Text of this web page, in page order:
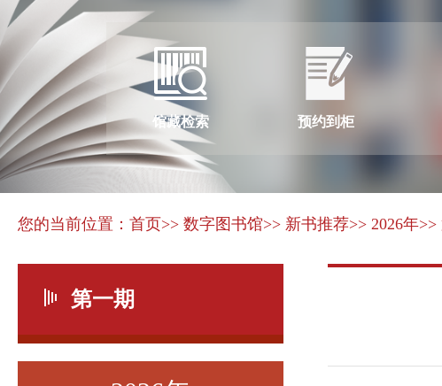
馆藏检索 预约到柜
您的当前位置： 首页>> 数字图书馆>> 新书推荐>> 2026年>>
第一期